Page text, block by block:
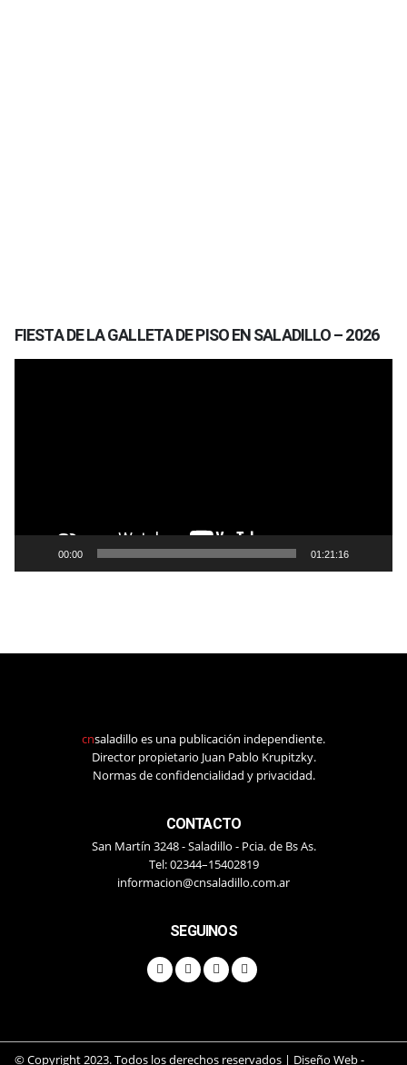
FIESTA DE LA GALLETA DE PISO EN SALADILLO – 2026
00:00 01:21:16
cnsaladillo es una publicación independiente.
Director propietario Juan Pablo Krupitzky.
Normas de confidencialidad y privacidad.
CONTACTO
San Martín 3248 - Saladillo - Pcia. de Bs As.
Tel: 02344–15402819
informacion@cnsaladillo.com.ar
SEGUINOS
© Copyright 2023. Todos los derechos reservados | Diseño Web-